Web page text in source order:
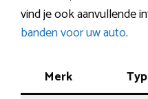
vind je ook aanvullende
banden voor uw auto.
Merk